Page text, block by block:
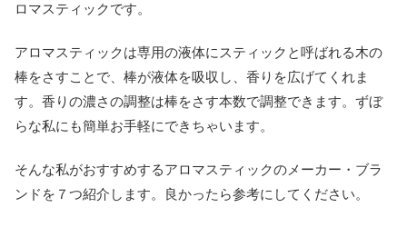
ロマスティックです。
アロマスティックは専用の液体にスティックと呼ばれる木の
棒をさすことで、棒が液体を吸収し、香りを広げてくれま
す。香りの濃さの調整は棒をさす本数で調整できます。ずぼ
らな私にも簡単お手軽にできちゃいます。
そんな私がおすすめするアロマスティックのメーカー・ブラ
ンドを７つ紹介します。良かったら参考にしてください。